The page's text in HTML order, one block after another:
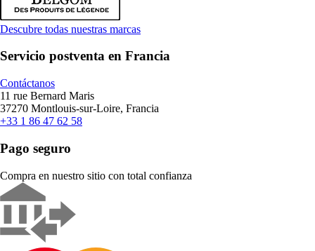
Descubre todas nuestras marcas
Servicio postventa en Francia
Contáctanos
11 rue Bernard Maris
37270 Montlouis-sur-Loire, Francia
+33 1 86 47 62 58
Pago seguro
Compra en nuestro sitio con total confianza